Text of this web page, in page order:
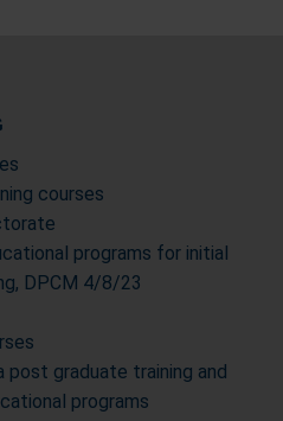
courses
programs for initial
DPCM 4/8/23
post graduate training and
programs